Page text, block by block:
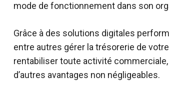
mode de fonctionnement dans son
Grâce à des solutions digitales
entre autres gérer la trésorerie de
rentabiliser toute activité
d’autres avantages non négligeables.